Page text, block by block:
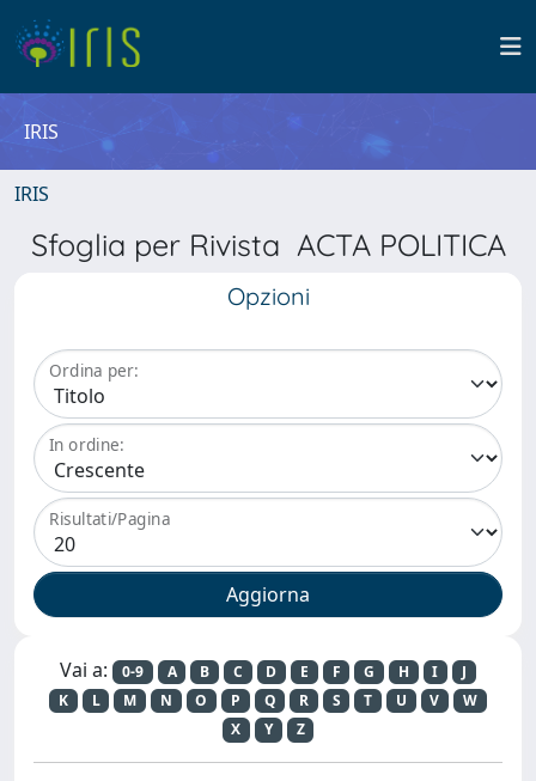
IRIS
IRIS
Sfoglia per Rivista ACTA POLITICA
Opzioni
Ordina per:
In ordine:
Risultati/Pagina
Vai a: 0-9 A B C D E F G H I
J
K
L M N O P Q R S T U V
W
X
Y Z